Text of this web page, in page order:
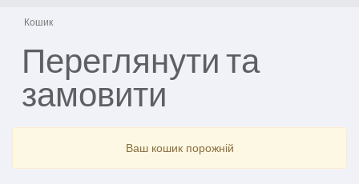
Кошик
Переглянути та
замовити
Ваш кошик порожній